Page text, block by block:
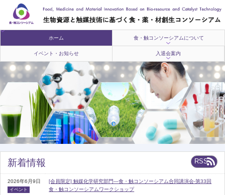
ホーム 食・触コンソーシアムについて
イベント・お知らせ 入退会案内
RSS
新着情報
2026年6月9日
イベント
[会員限定] 触媒化学研究部門―食・触コンソーシアム合同講演会-第33回
食・触コンソーシアムワークショップ